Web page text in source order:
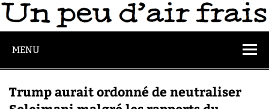
MENU
Trump aurait ordonné de neutraliser